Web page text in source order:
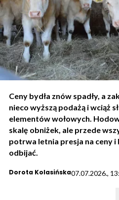
Ceny bydła znów spadły, a
nieco wyższą podażą i wciąż
elementów wołowych.
skalę obniżek, ale przede
potrwa letnia presja na ceny i
odbijać.
Dorota Kolasińska07.07.2026.,